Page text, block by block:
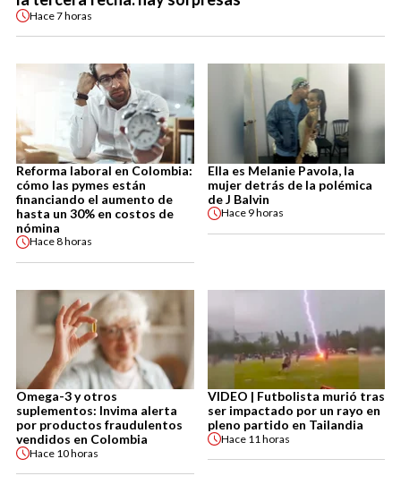
Hace7 horas
Reforma laboral en Colombia:
cómo las pymes están
financiando el aumento de
hasta un 30% en costos de
nómina
Hace8 horas
Ella es Melanie Pavola, la
mujer detrás de la polémica
de J Balvin
Hace 9 horas
Omega-3 y otros
suplementos: Invima alerta
por productos fraudulentos
vendidos en Colombia
Hace 10 horas
VIDEO | Futbolista murió tras
ser impactado por un rayo en
pleno partido en Tailandia
Hace 11 horas